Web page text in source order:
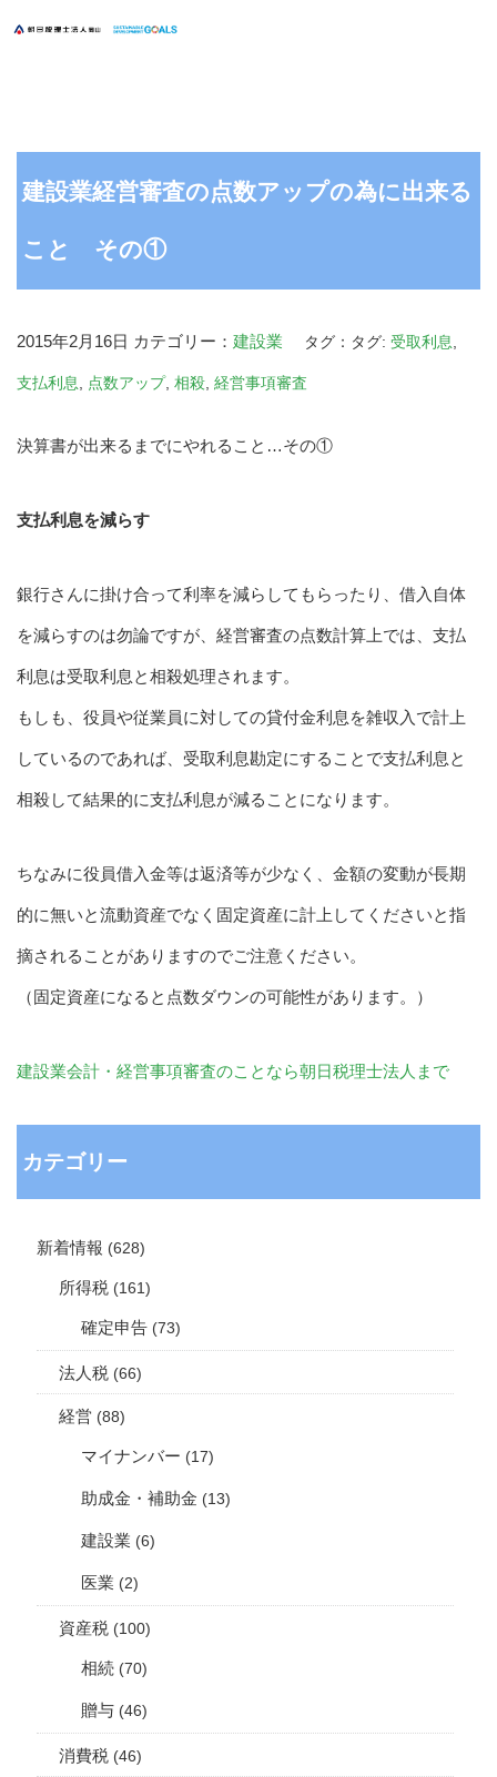
建設業経営審査の点数アップの為に出来る
こと その①
2015年2月16日 カテゴリー： 建設業 タグ：タグ: 受取利息
支払利息 点数アップ, 相殺 経営事項審査
決算書が出来るまでにやれること…その①
支払利息を減らす
銀行さんに掛け合って利率を減らしてもらったり、借入自体
を減らすのは勿論ですが、経営審査の点数計算上では、支払
利息は受取利息と相殺処理されます。
もしも、役員や従業員に対しての貸付金利息を雑収入で計上
しているのであれば、受取利息勘定にすることで支払利息と
相殺して結果的に支払利息が減ることになります。
ちなみに役員借入金等は返済等が少なく、金額の変動が長期
的に無いと流動資産でなく固定資産に計上してくださいと指
摘されることがありますのでご注意ください。
（固定資産になると点数ダウンの可能性があります。）
建設業会計・経営事項審査のことなら朝日税理士法人まで
カテゴリー
新着情報 (628)
所得税 (161)
確定申告 (73)
法人税 (66)
経営 (88)
マイナンバー (17)
助成金・補助金 (13)
建設業 (6)
医業 (2)
資産税 (100)
相続 (70)
贈与 (46)
消費税 (46)